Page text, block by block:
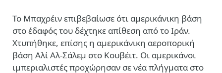
Το Μπαχρέιν επιβεβαίωσε ότι αμερικάνικη βάση
στο έδαφός του δέχτηκε απίθεση από το Ιράν.
Χτυπήθηκε, επίσης η αμερικάνικη αεροπορική
βάση Αλί Αλ-Σάλεμ στο Κουβέιτ. Οι αμερικάνοι
ιμπεριαλιστές προχώρησαν σε νέα πλήγματα στο